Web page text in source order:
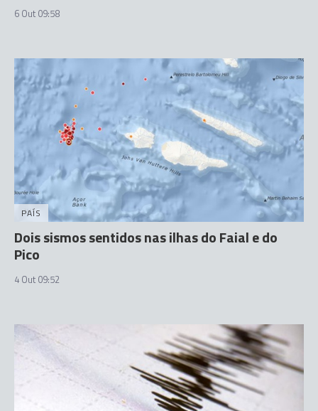
6 Out 09:58
PAÍS
Dois sismos sentidos nas ilhas do Faial e do
Pico
4 Out 09:52